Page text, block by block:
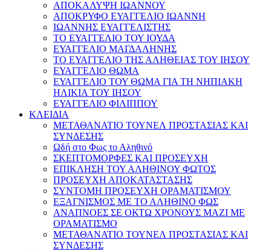
ΑΠΟΚΑΛΥΨΗ ΙΩΑΝΝΟΥ
ΑΠΟΚΡΥΦΟ ΕΥΑΓΓΕΛΙΟ ΙΩΑΝΝΗ
ΙΩΑΝΝΗΣ ΕΥΑΓΓΕΛΙΣΤΗΣ
ΤΟ ΕΥΑΓΓΕΛΙΟ ΤΟΥ ΙΟΥΔΑ
ΕΥΑΓΓΕΛΙΟ ΜΑΓΔΑΛΗΝΗΣ
ΤΟ ΕΥΑΓΓΕΛΙΟ ΤΗΣ ΑΛΗΘΕΙΑΣ ΤΟΥ ΙΗΣΟΥ
ΕΥΑΓΓΕΛΙΟ ΘΩΜΑ
ΕΥΑΓΓΕΛΙΟ ΤΟΥ ΘΩΜΑ ΓΙΑ ΤΗ ΝΗΠΙΑΚΗ
ΗΛΙΚΙΑ ΤΟΥ ΙΗΣΟΥ
ΕΥΑΓΓΕΛΙΟ ΦΙΛΙΠΠΟΥ
ΚΛΕΙΔΙΑ
ΜΕΤΑΘΑΝΑΤΙΟ ΤΟΥΝΕΛ ΠΡΟΣΤΑΣΙΑΣ ΚΑΙ
ΣΥΝΔΕΣΗΣ
Ωδή στο Φως το Αληθινό
ΣΚΕΠΤΟΜΟΡΦΕΣ ΚΑΙ ΠΡΟΣΕΥΧΗ
ΕΠΙΚΛΗΣΗ ΤΟΥ ΑΛΗΘΙΝΟΥ ΦΩΤΟΣ
ΠΡΟΣΕΥΧΗ ΑΠΟΚΑΤΑΣΤΑΣΗΣ
ΣΥΝΤΟΜΗ ΠΡΟΣΕΥΧΗ ΟΡΑΜΑΤΙΣΜΟΥ
ΕΞΑΓΝΙΣΜΟΣ ΜΕ ΤΟ ΑΛΗΘΙΝΟ ΦΩΣ
ΑΝΑΠΝΟΕΣ ΣΕ ΟΚΤΩ ΧΡΟΝΟΥΣ ΜΑΖΙ ΜΕ
ΟΡΑΜΑΤΙΣΜΟ
ΜΕΤΑΘΑΝΑΤΙΟ ΤΟΥΝΕΛ ΠΡΟΣΤΑΣΙΑΣ ΚΑΙ
ΣΥΝΔΕΣΗΣ